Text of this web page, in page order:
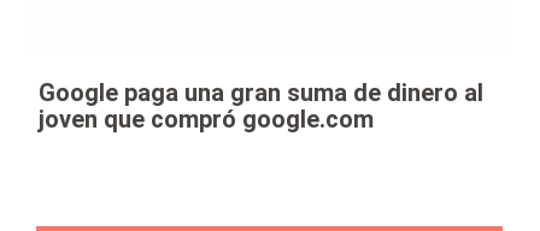
Google paga una gran suma de dinero al
joven que compró google.com